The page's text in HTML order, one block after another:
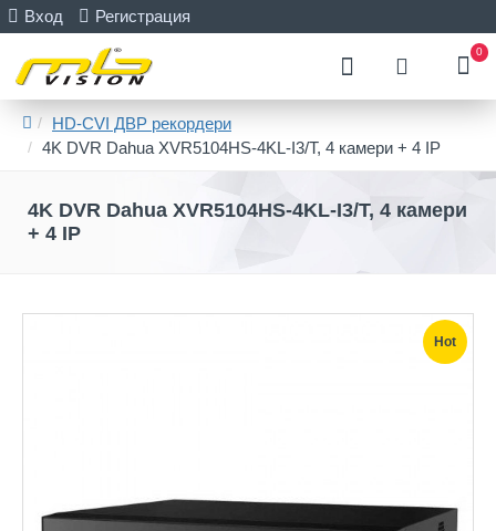
Вход Регистрация
0
HD-CVI ДВР рекордери
4K DVR Dahua XVR5104HS-4KL-I3/T, 4 камери + 4 IP
4K DVR Dahua XVR5104HS-4KL-I3/T, 4 камери
+ 4 IP
Hot